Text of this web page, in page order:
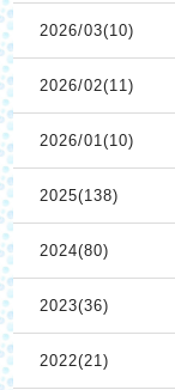
2026/03(10)
2026/02(11)
2026/01(10)
2025(138)
2024(80)
2023(36)
2022(21)